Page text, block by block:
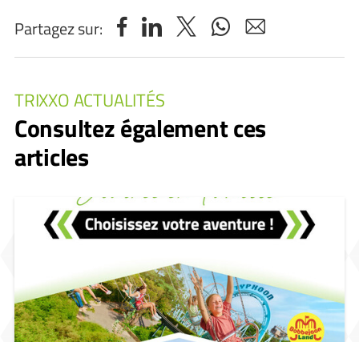
Partagez sur:
TRIXXO ACTUALITÉS
Consultez également ces
articles